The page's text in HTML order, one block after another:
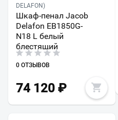
DELAFON)
Шкаф-пенал Jacob
Delafon EB1850G-
N18 L белый
блестящий
0 ОТЗЫВОВ
74 120 ₽